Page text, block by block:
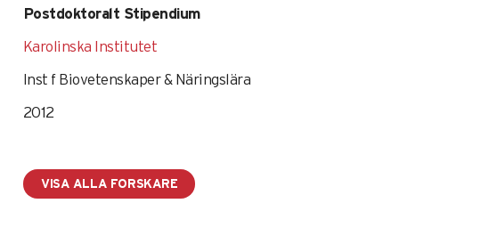
Postdoktoralt Stipendium
Karolinska Institutet
Inst f Biovetenskaper & Näringslära
2012
VISA ALLA FORSKARE